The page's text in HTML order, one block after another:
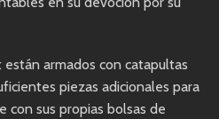
armados con catapultas
piezas adicionales para
con sus propias bolsas de